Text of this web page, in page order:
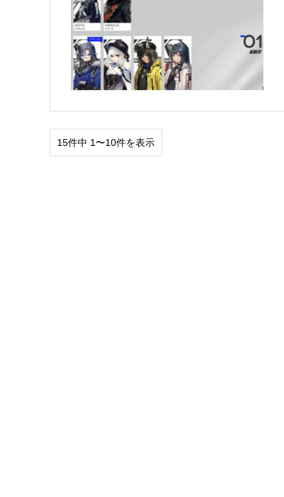
15件中 1〜10件を表示